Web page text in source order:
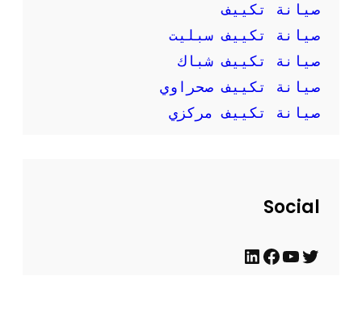
صيانة تكييف
صيانة تكييف سبليت
صيانة تكييف شباك
صيانة تكييف صحراوي
صيانة تكييف مركزي
Social
ت ي ف ل